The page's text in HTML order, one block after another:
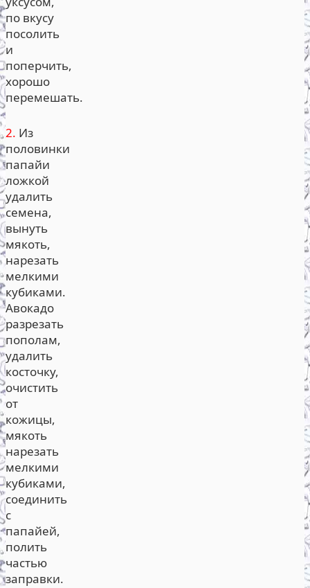
по вкусу
посолить
и
поперчить,
хорошо
перемешать.
2. Из
половинки
папайи
ложкой
удалить
семена,
вынуть
мякоть,
нарезать
мелкими
кубиками.
Авокадо
разрезать
пополам,
удалить
косточку,
очистить
от
кожицы,
мякоть
нарезать
мелкими
кубиками,
соединить
с
папайей,
полить
частью
заправки.